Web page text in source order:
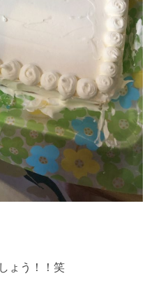
ょう！！笑